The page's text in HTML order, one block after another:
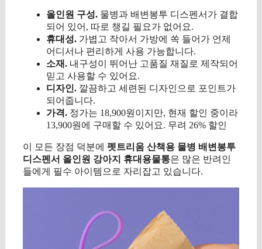
올인원 구성. 물병과 배변봉투 디스펜서가 결합
되어 있어, 따로 챙길 필요가 없어요.
휴대성. 가볍고 작아서 가방에 쏙 들어가 언제
어디서나 편리하게 사용 가능합니다.
소재. 내구성이 뛰어난 고품질 재질로 제작되어
믿고 사용할 수 있어요.
디자인. 깔끔하고 세련된 디자인으로 포인트가
되어줍니다.
가격. 정가는 18,900원이지만, 현재 할인 중이라
13,900원에 구매할 수 있어요. 무려 26% 할인
이 모든 장점 덕분에 펫트리움 산책용 물병 배변봉투
디스펜서 올인원 강아지 휴대용물통은 많은 반려인
들에게 필수 아이템으로 자리잡고 있습니다.